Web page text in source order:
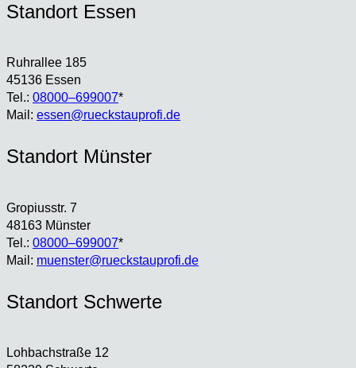
Stand­ort Essen
Ruhr­al­lee 185
45136 Essen
Tel.: 08000–699007*
Mail: essen@rueckstauprofi.de
Stand­ort Müns­ter
Gro­pi­us­str. 7
48163 Müns­ter
Tel.: 08000–699007*
Mail: muenster@rueckstauprofi.de
Stand­ort Schwer­te
Loh­bach­stra­ße 12